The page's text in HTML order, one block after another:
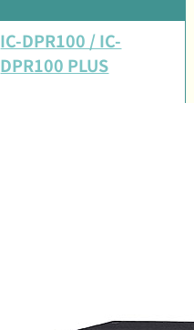
IC-DPR100 / IC-
DPR100 PLUS